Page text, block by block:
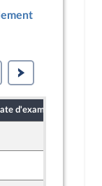
d'examen Date